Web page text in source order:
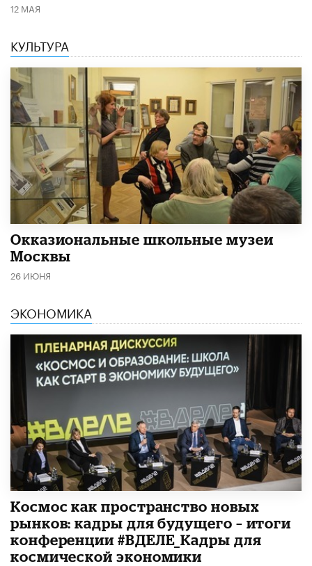
12 МАЯ
КУЛЬТУРА
​Окказиональные школьные музеи
Москвы
26 ИЮНЯ
ЭКОНОМИКА
Космос как пространство новых
рынков: кадры для будущего – итоги
конференции #ВДЕЛЕ_Кадры для
космической экономики